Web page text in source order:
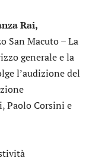
Rai,
San Macuto – La
generale e la
l’audizione del
Paolo Corsini e